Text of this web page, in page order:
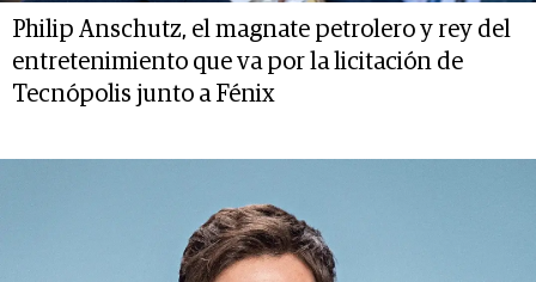
Philip Anschutz, el magnate petrolero y rey del
entretenimiento que va por la licitación de
Tecnópolis junto a Fénix